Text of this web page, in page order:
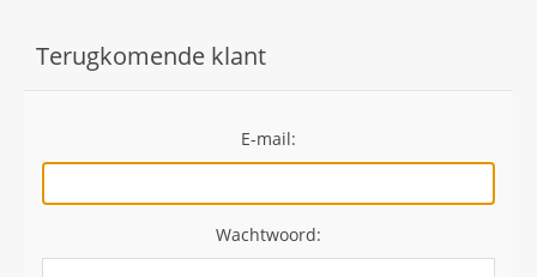
Terugkomende klant
E-mail:
Wachtwoord: